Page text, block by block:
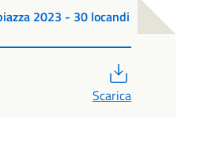
2023 - 30 locandi
Scarica